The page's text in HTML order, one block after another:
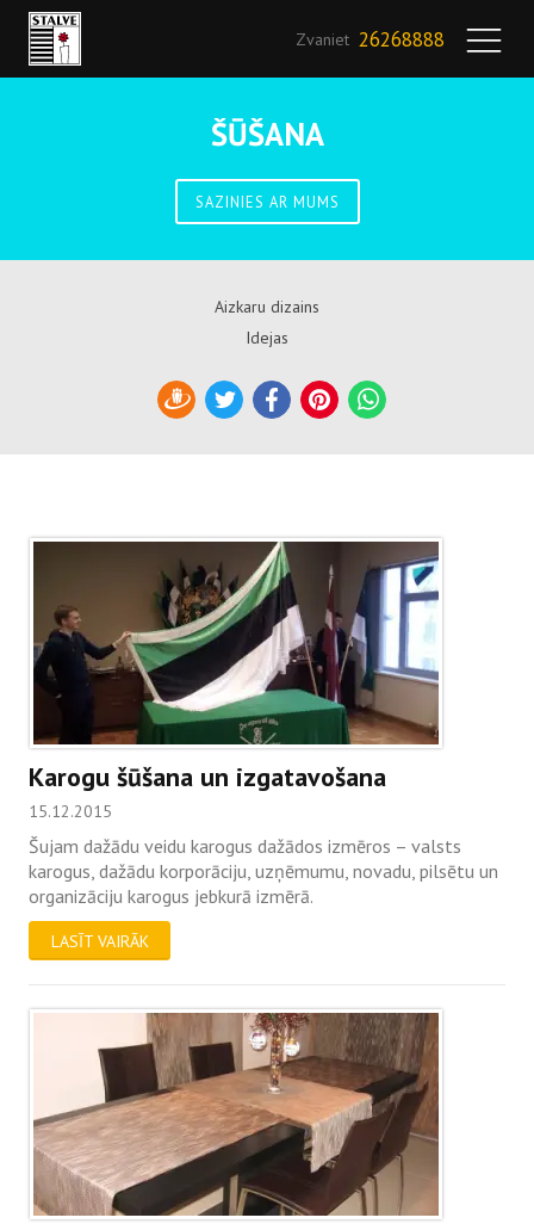
Zvaniet 26268888
ŠŪŠANA
SAZINIES AR MUMS
Aizkaru dizains
Idejas
DraugiemTwitterFacebookPinterestWhatsApp
Karogu šūšana un izgatavošana
15.12.2015
Šujam dažādu veidu karogus dažādos izmēros – valsts
karogus, dažādu korporāciju, uzņēmumu, novadu, pilsētu un
organizāciju karogus jebkurā izmērā.
LASĪT VAIRĀK